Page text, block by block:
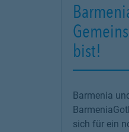
bist!
Barmenia
sich für ein